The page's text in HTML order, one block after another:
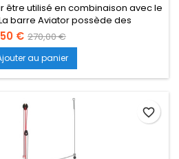
être utilisé en combinaison avec le
barre Aviator possède des
à la course» pour vous
sortie du cerf-volant. Il est équipé
poulie qui est actionné par
permet des ajustements de
précis et à la...
€ 270,00 €
au panier
favorite_border